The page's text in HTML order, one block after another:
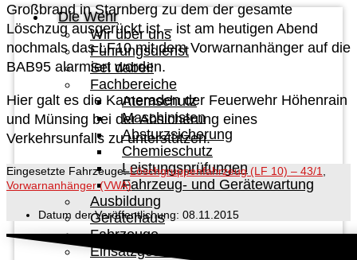
Die Wehr
Wir über uns
Führungsdienst
Sei dabei!
Fachbereiche
Atemschutz
Maschinisten
Absturzsicherung
Chemieschutz
Leistungsprüfungen
Fahrzeug- und Gerätewartung
Ausbildung
Gerätehaus
Fahrzeuge
Einsatzgeschehen
Großbrand in Starnberg zu dem der gesamte
Löschzug ausgerückt ist – ist am heutigen Abend
nochmals das LF10 mit dem Vorwarnanhänger auf die
BAB95 alarmiert worden.
Hier galt es die Kameraden der Feuerwehr Höhenrain
und Münsing bei der Absicherung eines
Verkehrsunfalls zu unterstützen.
Eingesetzte Fahrzeuge:Löschgruppenfahrzeug (LF 10) – 43/1
Vorwarnanhänger (VWA)
Datum der Veröffentlichung: 08.11.2015